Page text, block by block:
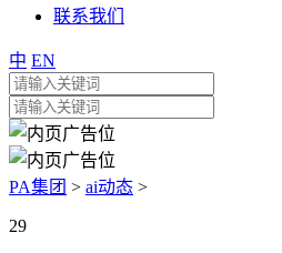
联系我们
中 EN
PA集团 > ai动态 >
29